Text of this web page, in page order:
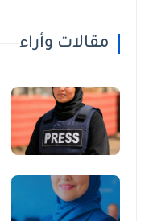
مقالات وأراء